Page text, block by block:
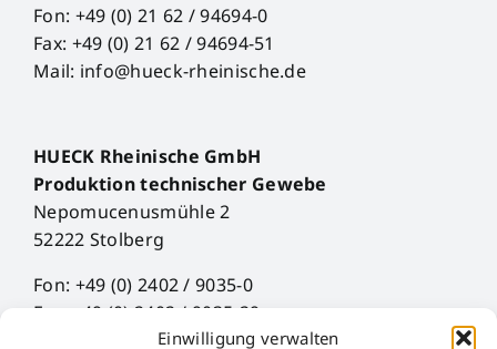
Einwilligung verwalten
Fon: +49 (0) 21 62 / 94694-0
Fax: +49 (0) 21 62 / 94694-51
Mail: info@hueck-rheinische.de
HUECK Rheinische GmbH
Produktion technischer Gewebe
Nepomucenusmühle 2
52222 Stolberg
Fon: +49 (0) 2402 / 9035-0
Fax: +49 (0) 2402 / 9035-29
Mail: info@hueck-rheinische.de